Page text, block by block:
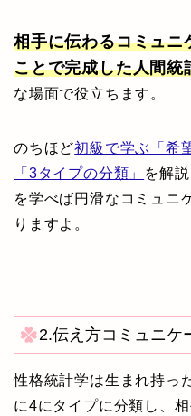
相手に伝わるコミュニ
ことで完成した人間統
な場面で役立ちます。
のちほど初級で学ぶ「希
「3タイプの分類」
を解
を学べば円滑なコミュニ
りますよ。
2.伝え方コミュニケ
性格統計学は生まれ持っ
に4にタイプに分類し、